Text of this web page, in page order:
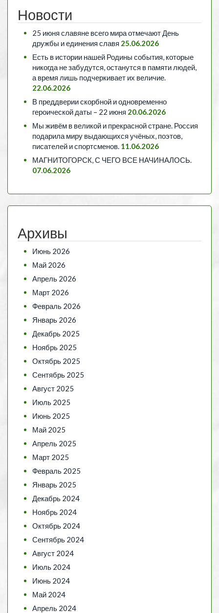
Новости
25 июня славяне всего мира отмечают День
дружбы и единения славя 25.06.2026
Есть в истории нашей Родины события, которые
никогда не забудутся, останутся в памяти людей,
а время лишь подчеркивает их величие.
22.06.2026
В преддверии скорбной и одновременно
героической даты – 22 июня 20.06.2026
Мы живём в великой и прекрасной стране. Россия
подарила миру выдающихся учёных, поэтов,
писателей и спортсменов. 11.06.2026
МАГНИТОГОРСК, С ЧЕГО ВСЕ НАЧИНАЛОСЬ.
07.06.2026
Архивы
Июнь 2026
Май 2026
Апрель 2026
Март 2026
Февраль 2026
Январь 2026
Декабрь 2025
Ноябрь 2025
Октябрь 2025
Сентябрь 2025
Август 2025
Июль 2025
Июнь 2025
Май 2025
Апрель 2025
Март 2025
Февраль 2025
Январь 2025
Декабрь 2024
Ноябрь 2024
Октябрь 2024
Сентябрь 2024
Август 2024
Июль 2024
Июнь 2024
Май 2024
Апрель 2024